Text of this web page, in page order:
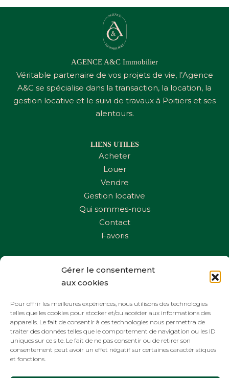
Gérer le consentement
aux cookies
Pour offrir les meilleures expériences, nous utilisons des technologies
telles que les cookies pour stocker et/ou accéder aux informations des
appareils. Le fait de consentir à ces technologies nous permettra de
traiter des données telles que le comportement de navigation ou les ID
uniques sur ce site. Le fait de ne pas consentir ou de retirer son
consentement peut avoir un effet négatif sur certaines caractéristiques
et fonctions.
AGENCE A&C Immobilier
Véritable partenaire de vos projets de vie, l’Agence
A&C se spécialise dans la transaction, la location, la
gestion locative et le suivi de travaux à Poitiers et ses
alentours.
LIENS UTILES
Acheter
Louer
Vendre
Gestion locative
Qui sommes-nous
Contact
Favoris
Téléphone :06 44 21 71 95
SUIVEZ-NOUS